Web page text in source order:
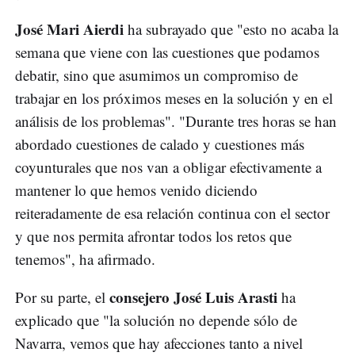
José Mari Aierdi ha subrayado que "esto no acaba la
semana que viene con las cuestiones que podamos
debatir, sino que asumimos un compromiso de
trabajar en los próximos meses en la solución y en el
análisis de los problemas". "Durante tres horas se han
abordado cuestiones de calado y cuestiones más
coyunturales que nos van a obligar efectivamente a
mantener lo que hemos venido diciendo
reiteradamente de esa relación continua con el sector
y que nos permita afrontar todos los retos que
tenemos", ha afirmado.
Por su parte, el consejero José Luis Arasti ha
explicado que "la solución no depende sólo de
Navarra, vemos que hay afecciones tanto a nivel